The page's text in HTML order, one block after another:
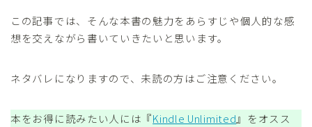
この記事では、そんな本書の魅力をあらすじや個人的な感
想を交えながら書いていきたいと思います。
ネタバレになりますので、未読の方はご注意ください。
本をお得に読みたい人には『Kindle Unlimited』をオスス